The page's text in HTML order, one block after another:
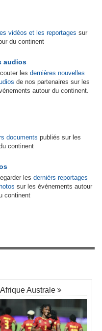
vidéos et les reportages sur
du continent
audios
les dernières nouvelles
de nos partenaires sur les
autour du continent.
documents publiés sur les
continent
les dernièrs reportages
sur les événements autour
continent
Afrique Australe